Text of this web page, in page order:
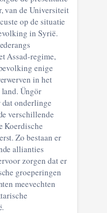
van de Universiteit
op de situatie
in Syrië.
Assad-regime,
enige
in het
Üngör
onderlinge
verschillende
Koerdische
Zo bestaan er
allianties
zorgen dat er
groeperingen
meevechten